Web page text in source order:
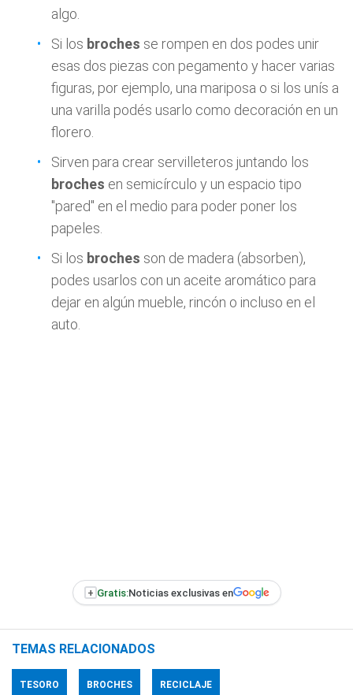
algo.
Si los broches se rompen en dos podes unir
esas dos piezas con pegamento y hacer varias
figuras, por ejemplo, una mariposa o si los unís a
una varilla podés usarlo como decoración en un
florero.
Sirven para crear servilleteros juntando los
broches en semicírculo y un espacio tipo
"pared" en el medio para poder poner los
papeles.
Si los broches son de madera (absorben),
podes usarlos con un aceite aromático para
dejar en algún mueble, rincón o incluso en el
auto.
+ Gratis:Noticias exclusivas en
TEMAS RELACIONADOS
TESORO BROCHES RECICLAJE